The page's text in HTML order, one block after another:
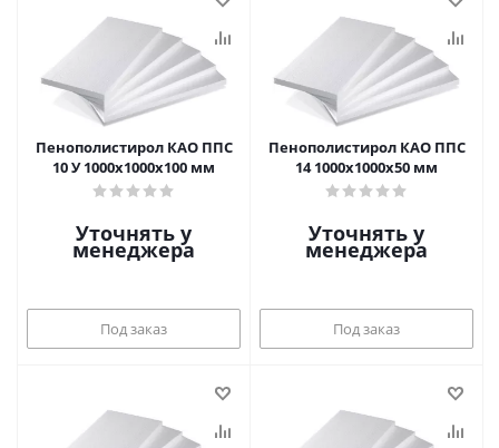
Пенополистирол КАО ППС
10 У 1000х1000х100 мм
Уточнять у
менеджера
Под заказ
Пенополистирол КАО ППС
14 1000х1000х50 мм
Уточнять у
менеджера
Под заказ